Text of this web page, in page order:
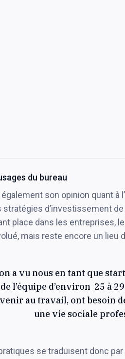
du bureau
son opinion quant à
d’investissement
place dans les entreprises,
mais reste encore un lieu
a vu nous en tant que
de l’équipe d’environ 25 à
au travail, ont besoin
une vie sociale
se traduisent donc